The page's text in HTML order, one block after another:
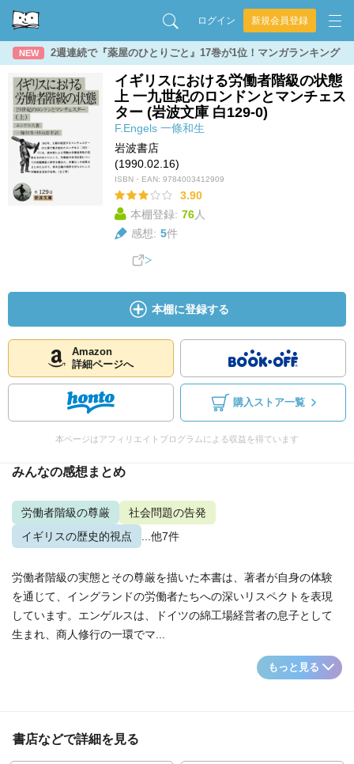
ログイン 新規会員登録
NEW 2週連続で『薬屋のひとりごと』17巻が1位！マンガランキング
イギリスにおける労働者階級の状態
上 一九世紀のロンドンとマンチェス
ター (岩波文庫 白129-0)
F.Engels 一條和生
岩波書店
(1990.02.16)
ISBN・EAN: 9784003412909
3.90
本棚登録: 76人
感想: 5件
本棚に登録する
Amazon
詳細ページへ
購入ストア一覧
本ページはアフィリエイトプログラムによる収益を得ています
みんなの感想まとめ
労働者階級の尊厳
社会問題の告発
イギリスの歴史的視点
...他7件
労働者階級の実態とその尊厳を描いた本書は、著者が自身の体験
を通じて、イングランドの労働者たちへの深いリスペクトを表現
しています。エンゲルスは、ドイツの綿工場経営者の息子として
生まれ、商人修行の一環でマ...
もっと見る
書店などで詳細を見る